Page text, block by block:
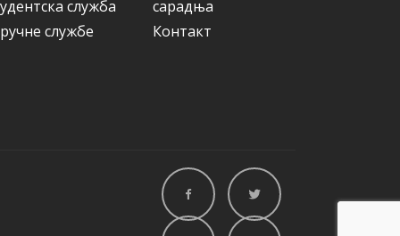
служба
службе
сарадња
Контакт